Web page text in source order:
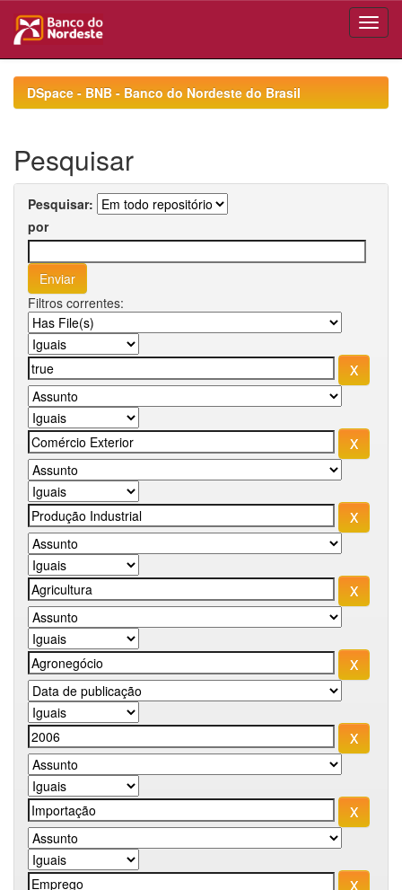
navigationDSpace - BNB - Banco do Nordeste do Brasil
Pesquisar
Pesquisar:
por
Filtros correntes: